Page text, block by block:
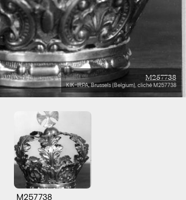
M257738
KIK-IRPA, Brussels (Belgium), cliché M257738
M257738